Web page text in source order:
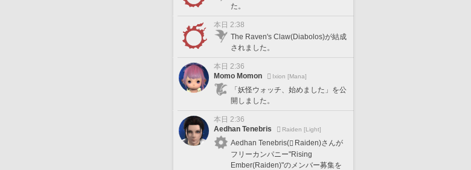
た。
本日 2:38
The Raven's Claw(Diabolos)が結成
されました。
本日 2:36
Momo Momon
Ixion [Mana]
「妖怪ウォッチ、始めました」を公
開しました。
本日 2:36
Aedhan Tenebris
Raiden [Light]
Aedhan Tenebris(
Raiden)さんが
フリーカンパニー"Rising
Ember(Raiden)"のメンバー募集を